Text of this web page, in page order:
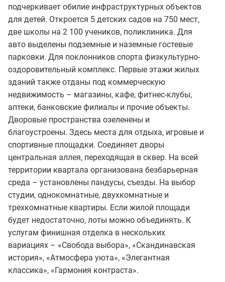
подчеркивает обилие инфраструктурных объектов
для детей. Откроется 5 детских садов на 750 мест,
две школы на 2 100 учеников, поликлиника. Для
авто выделены подземные и наземные гостевые
парковки. Для поклонников спорта физкультурно-
оздоровительный комплекс. Первые этажи жилых
зданий также отданы под коммерческую
недвижимость – магазины, кафе, фитнес-клубы,
аптеки, банковские филиалы и прочие объекты.
Дворовые пространства озеленены и
благоустроены. Здесь места для отдыха, игровые и
спортивные площадки. Соединяет дворы
центральная аллея, переходящая в сквер. На всей
территории квартала организована безбарьерная
среда – установлены пандусы, съезды. На выбор
студии, однокомнатные, двухкомнатные и
трехкомнатные квартиры. Если жилой площади
будет недостаточно, лоты можно объединять. К
услугам финишная отделка в нескольких
вариациях – «Свобода выбора», «Скандинавская
история», «Атмосфера уюта», «Элегантная
классика», «Гармония контраста».